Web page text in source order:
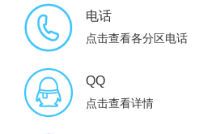
电话
点击查看各分区电话
QQ
点击查看详情